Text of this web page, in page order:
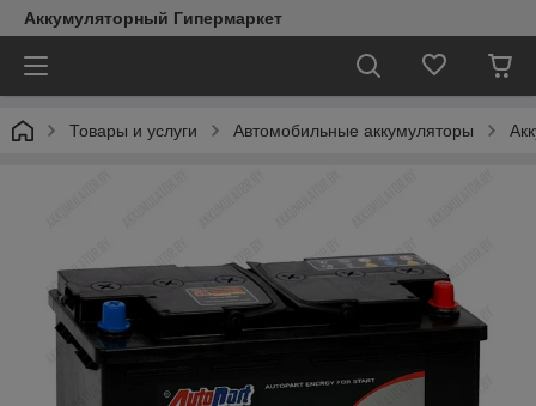
Аккумуляторный Гипермаркет
Товары и услуги Автомобильные аккумуляторы